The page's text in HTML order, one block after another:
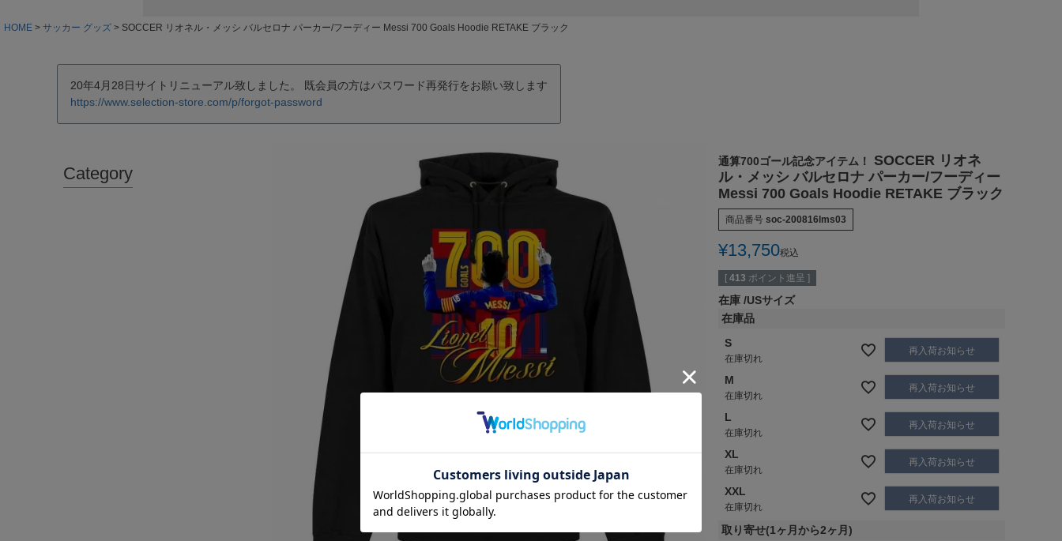
HOME サッカー グッズ SOCCER リオネル・メッシ バルセロナ パーカー/フーディー Messi 700 Goals Hoodie RETAKE ブラック
20年4月28日サイトリニューアル致しました。 既会員の方はパスワード再発行をお願い致します
https://www.selection-store.com/p/forgot-password
Category
通算700ゴール記念アイテム！
SOCCER リオネ
ル・メッシ バルセロナ パーカー/フーディー
Messi 700 Goals Hoodie RETAKE ブラック
商品番号 soc-200816lms03
¥13,750税込
[ 413 ポイント進呈 ]
在庫 USサイズ
在庫品
S
在庫切れ
再入荷お知らせ
M
在庫切れ
再入荷お知らせ
L
在庫切れ
再入荷お知らせ
XL
在庫切れ
再入荷お知らせ
XXL
在庫切れ
再入荷お知らせ
取り寄せ(1ヶ月から2ヶ月)